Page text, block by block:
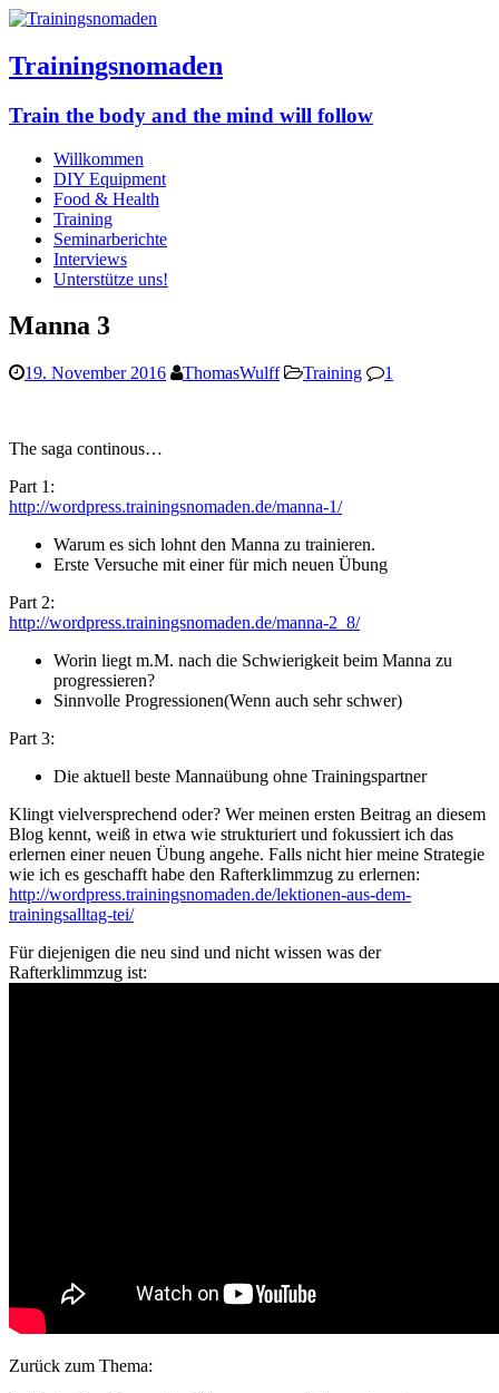
Trainingsnomaden
Train the body and the mind will follow
Willkommen
DIY Equipment
Food & Health
Training
Seminarberichte
Interviews
Unterstütze uns!
Manna 3
19. November 2016 ThomasWulff Training 1
The saga continous…
Part 1:
http://wordpress.trainingsnomaden.de/manna-1/
Warum es sich lohnt den Manna zu trainieren.
Erste Versuche mit einer für mich neuen Übung
Part 2:
http://wordpress.trainingsnomaden.de/manna-2_8/
Worin liegt m.M. nach die Schwierigkeit beim Manna zu
progressieren?
Sinnvolle Progressionen(Wenn auch sehr schwer)
Part 3:
Die aktuell beste Mannaübung ohne Trainingspartner
Klingt vielversprechend oder? Wer meinen ersten Beitrag an diesem
Blog kennt, weiß in etwa wie strukturiert und fokussiert ich das
erlernen einer neuen Übung angehe. Falls nicht hier meine Strategie
wie ich es geschafft habe den Rafterklimmzug zu erlernen:
http://wordpress.trainingsnomaden.de/lektionen-aus-dem-
trainingsalltag-tei/
Für diejenigen die neu sind und nicht wissen was der
Rafterklimmzug ist:
Zurück zum Thema: